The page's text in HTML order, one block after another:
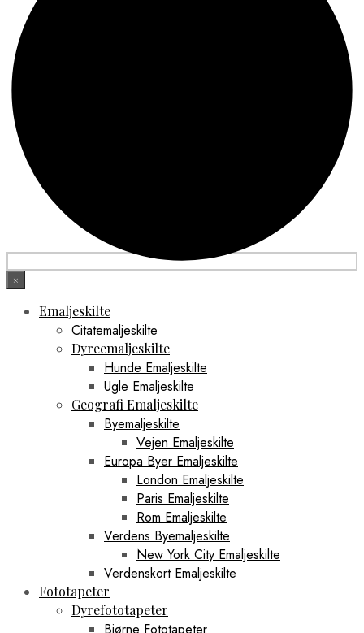
×
Emaljeskilte
Citatemaljeskilte
Dyreemaljeskilte
Hunde Emaljeskilte
Ugle Emaljeskilte
Geografi Emaljeskilte
Byemaljeskilte
Vejen Emaljeskilte
Europa Byer Emaljeskilte
London Emaljeskilte
Paris Emaljeskilte
Rom Emaljeskilte
Verdens Byemaljeskilte
New York City Emaljeskilte
Verdenskort Emaljeskilte
Fototapeter
Dyrefototapeter